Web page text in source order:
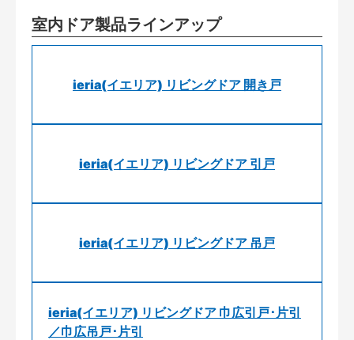
室内ドア製品ラインアップ
ieria(イエリア) リビングドア 開き戸
ieria(イエリア) リビングドア 引戸
ieria(イエリア) リビングドア 吊戸
ieria(イエリア) リビングドア 巾広引戸･片引
／巾広吊戸･片引